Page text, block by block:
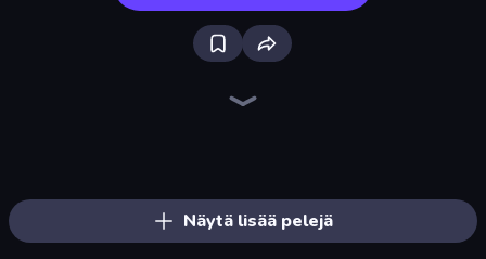
Näytä lisää pelejä